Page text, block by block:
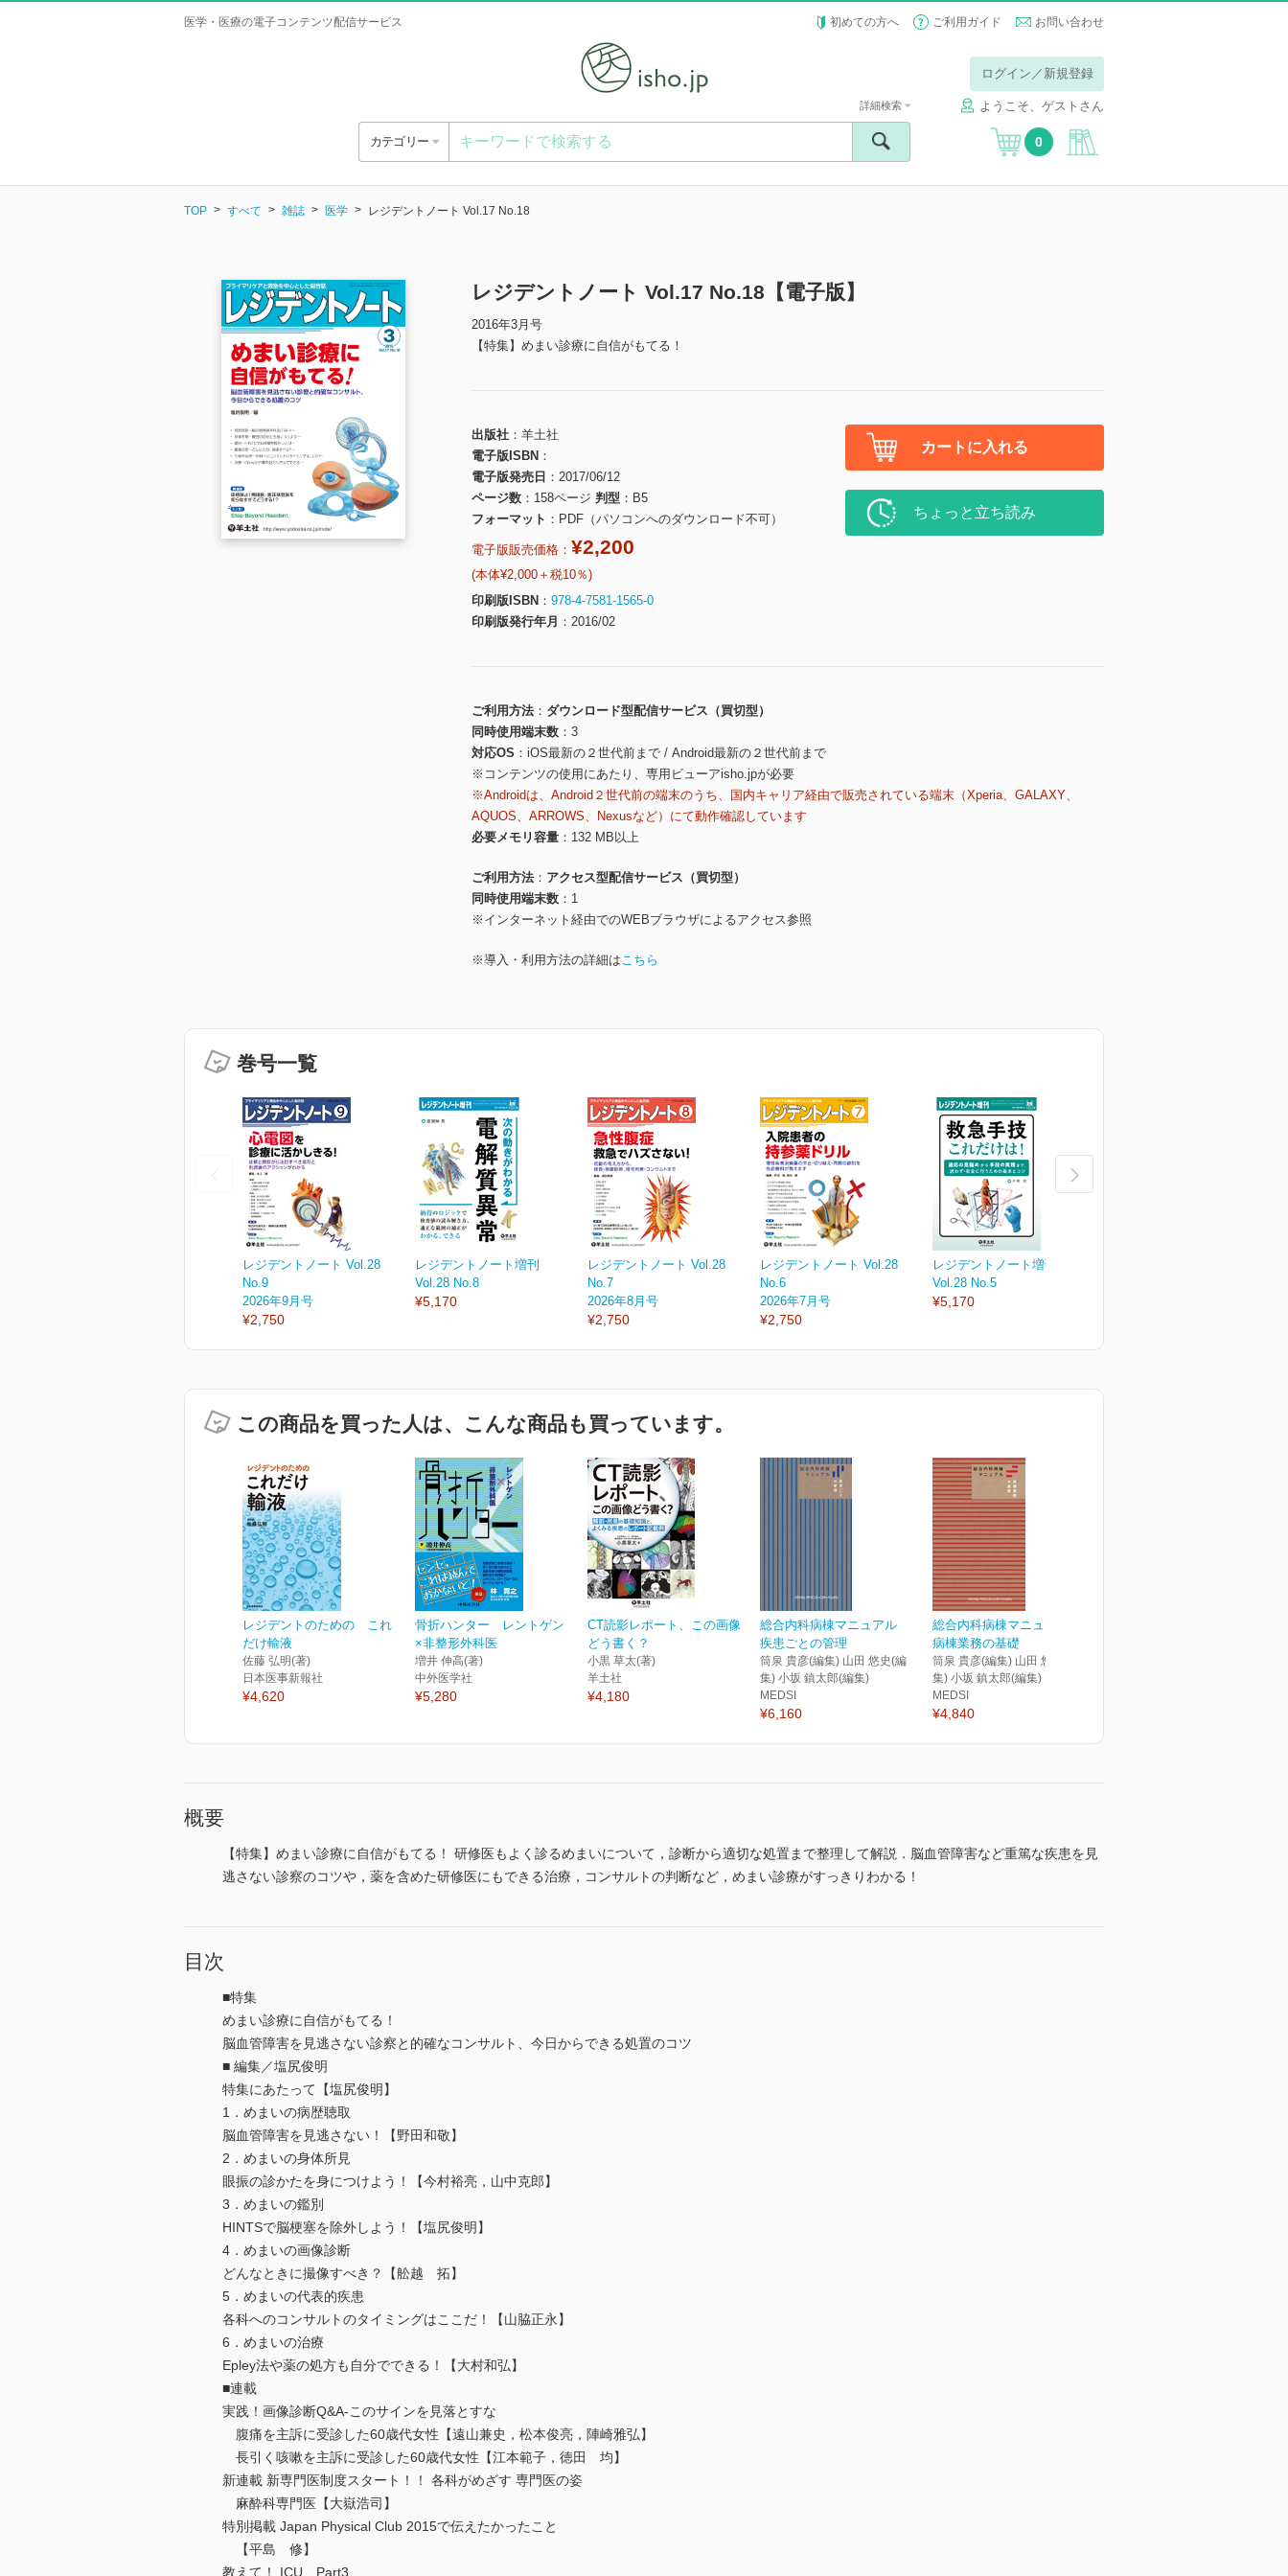
医学・医療の電子コンテンツ配信サービス 初めての方へ ご利用ガイド お問い合わせ
ログイン／新規登録
ようこそ、ゲストさん
カテゴリー
詳細検索
0
TOP すべて 雑誌 医学 レジデントノート Vol.17 No.18
レジデントノート Vol.17 No.18【電子版】
2016年3月号
【特集】めまい診療に自信がもてる！
出版社
羊土社
電子版ISBN
電子版発売日
2017/06/12
ページ数
158ページ 判型
B5
フォーマット
PDF（パソコンへのダウンロード不可）
電子版販売価格： ¥2,200
(本体¥2,000＋税10％)
印刷版ISBN
978-4-7581-1565-0
印刷版発行年月
2016/02
カートに入れる
ちょっと立ち読み
ご利用方法
ダウンロード型配信サービス（買切型）
同時使用端末数
3
対応OS
iOS最新の２世代前まで / Android最新の２世代前まで
※コンテンツの使用にあたり、専用ビューアisho.jpが必要
※Androidは、Android２世代前の端末のうち、国内キャリア経由で販売されている端末（Xperia、GALAXY、
AQUOS、ARROWS、Nexusなど）にて動作確認しています
必要メモリ容量
132 MB以上
ご利用方法
アクセス型配信サービス（買切型）
同時使用端末数
1
※インターネット経由でのWEBブラウザによるアクセス参照
※導入・利用方法の詳細はこちら
巻号一覧
レジデントノート Vol.28
No.9
2026年9月号
¥2,750
レジデントノート増刊
Vol.28 No.8
¥5,170
レジデントノート Vol.28
No.7
2026年8月号
¥2,750
レジデントノート Vol.28
No.6
2026年7月号
¥2,750
レジデントノート増刊
Vol.28 No.5
¥5,170
この商品を買った人は、こんな商品も買っています。
レジデントのための これ
だけ輸液
佐藤 弘明(著)
日本医事新報社
¥4,620
骨折ハンター レントゲン
×非整形外科医
増井 伸高(著)
中外医学社
¥5,280
CT読影レポート、この画像
どう書く？
小黒 草太(著)
羊土社
¥4,180
総合内科病棟マニュアル
疾患ごとの管理
筒泉 貴彦(編集) 山田 悠史(編
集) 小坂 鎮太郎(編集)
MEDSI
¥6,160
総合内科病棟マニュアル
病棟業務の基礎
筒泉 貴彦(編集) 山田 悠史(編
集) 小坂 鎮太郎(編集)
MEDSI
¥4,840
概要
【特集】めまい診療に自信がもてる！ 研修医もよく診るめまいについて，診断から適切な処置まで整理して解説．脳血管障害など重篤な疾患を見
逃さない診察のコツや，薬を含めた研修医にもできる治療，コンサルトの判断など，めまい診療がすっきりわかる！
目次
■特集
めまい診療に自信がもてる！
脳血管障害を見逃さない診察と的確なコンサルト、今日からできる処置のコツ
■ 編集／塩尻俊明
特集にあたって【塩尻俊明】
1．めまいの病歴聴取
脳血管障害を見逃さない！【野田和敬】
2．めまいの身体所見
眼振の診かたを身につけよう！【今村裕亮，山中克郎】
3．めまいの鑑別
HINTSで脳梗塞を除外しよう！【塩尻俊明】
4．めまいの画像診断
どんなときに撮像すべき？【舩越 拓】
5．めまいの代表的疾患
各科へのコンサルトのタイミングはここだ！【山脇正永】
6．めまいの治療
Epley法や薬の処方も自分でできる！【大村和弘】
■連載
実践！画像診断Q&A-このサインを見落とすな
腹痛を主訴に受診した60歳代女性【遠山兼史，松本俊亮，陣崎雅弘】
長引く咳嗽を主訴に受診した60歳代女性【江本範子，徳田 均】
新連載 新専門医制度スタート！！ 各科がめざす 専門医の姿
麻酔科専門医【大嶽浩司】
特別掲載 Japan Physical Club 2015で伝えたかったこと
【平島 修】
教えて！ ICU Part3